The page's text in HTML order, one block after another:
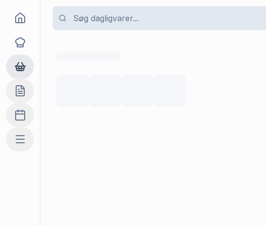
Goma
Opskrifter
Dagligvarer
Indkøbslisten
Madplan
Mere